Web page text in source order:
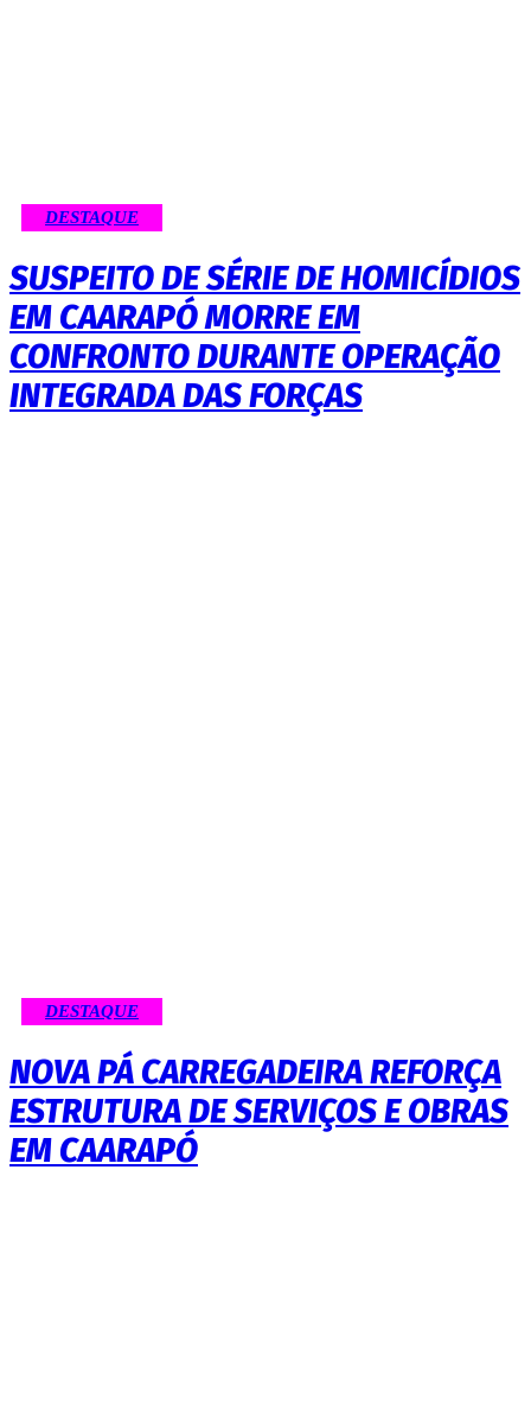
DESTAQUE
SUSPEITO DE SÉRIE DE HOMICÍDIOS
EM CAARAPÓ MORRE EM
CONFRONTO DURANTE OPERAÇÃO
INTEGRADA DAS FORÇAS
DESTAQUE
NOVA PÁ CARREGADEIRA REFORÇA
ESTRUTURA DE SERVIÇOS E OBRAS
EM CAARAPÓ